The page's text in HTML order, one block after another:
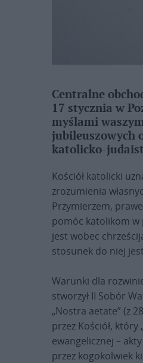
Centralne
17 stycznia w
myślami
jubileuszowych
katolicko-
Kościół katolicki
zrozumienia
Przymierzem,
pomóc katolikom w
jest wobec
stosunek do niej
Warunki dla
stworzył II Sobór
„Nostra aetate” (z
przez Kościół,
ewangelicznej –
przez kogokolwiek